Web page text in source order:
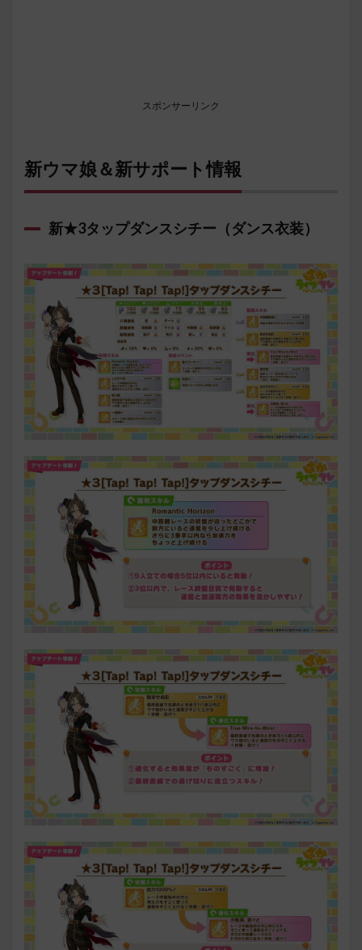
スポンサーリンク
新ウマ娘＆新サポート情報
新★3タップダンスシチー（ダンス衣装）